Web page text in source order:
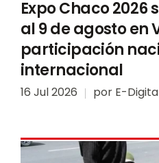
Expo Chaco 2026
al 9 de agosto en
participación
internacional
16 Jul 2026 por E-